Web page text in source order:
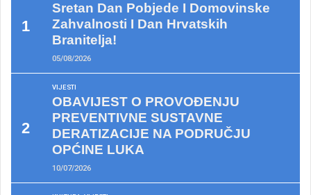
Sretan Dan Pobjede I Domovinske
Zahvalnosti I Dan Hrvatskih
Branitelja!
05/08/2026
VIJESTI
OBAVIJEST O PROVOĐENJU
PREVENTIVNE SUSTAVNE
DERATIZACIJE NA PODRUČJU
OPĆINE LUKA
10/07/2026